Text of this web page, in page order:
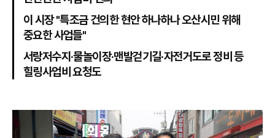
이 시장 "특조금 건의한 현안 하나하나 오산시민 위해
중요한 사업들"
서랑저수지·물놀이장·맨발걷기길·자전거도로 정비 등
힐링사업비 요청도